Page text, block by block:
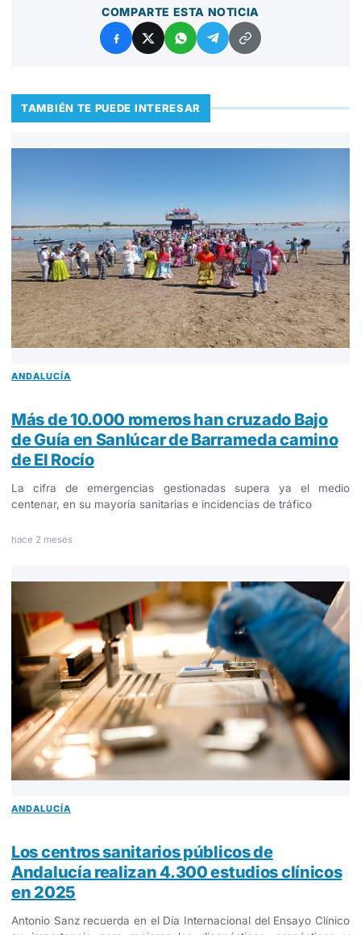
COMPARTE ESTA NOTICIA
TAMBIÉN TE PUEDE INTERESAR
ANDALUCÍA
Más de 10.000 romeros han cruzado Bajo
de Guía en Sanlúcar de Barrameda camino
de El Rocío
La cifra de emergencias gestionadas supera ya el medio
centenar, en su mayoría sanitarias e incidencias de tráfico
hace 2 meses
ANDALUCÍA
Los centros sanitarios públicos de
Andalucía realizan 4.300 estudios clínicos
en 2025
Antonio Sanz recuerda en el Día Internacional del Ensayo Clínico